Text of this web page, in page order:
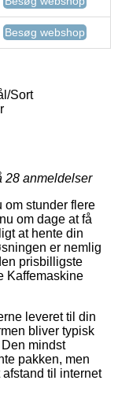
Besøg webshop
Sort
28 anmeldelser
om stunder flere
om dage at få
at hente din
er nemlig
prisbilligste
Kaffemaskine
leveret til din
bliver typisk
mindst
pakken, men
til internet